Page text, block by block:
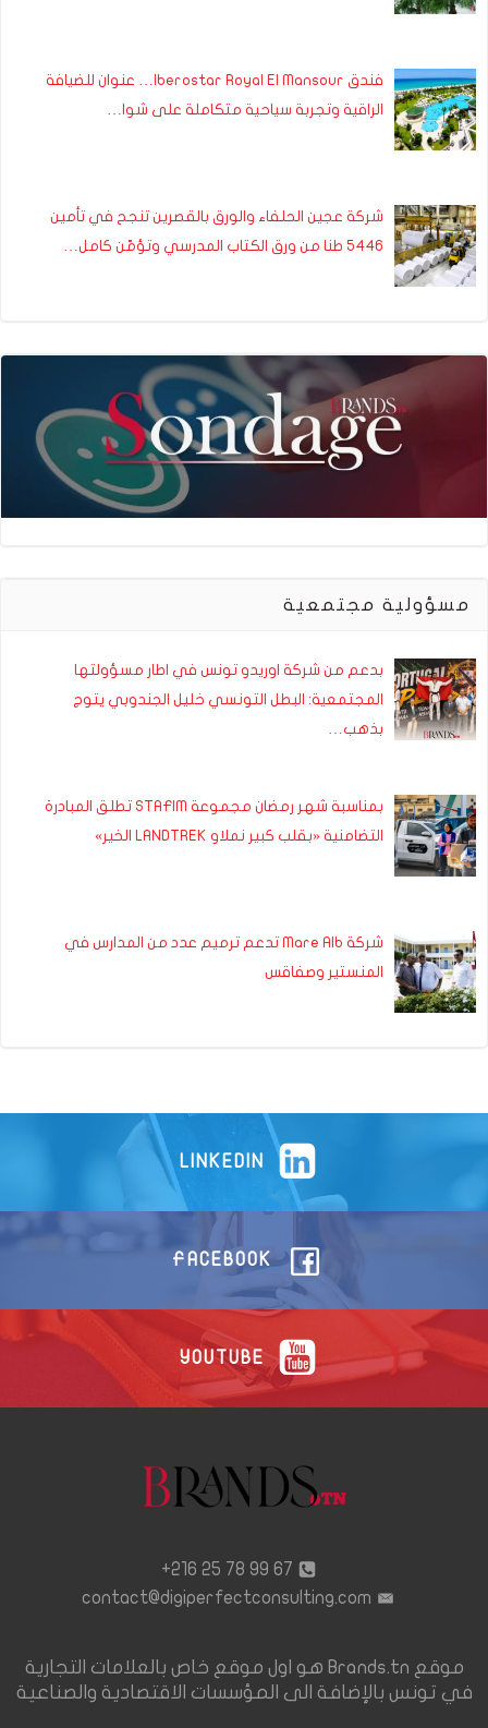
فندق Iberostar Royal El Mansour… عنوان للضيافة
الراقية وتجربة سياحية متكاملة على شوا…
شركة عجين الحلفاء والورق بالقصرين تنجح في تأمين
5446 طنا من ورق الكتاب المدرسي وتؤمّن كامل…
مسؤولية مجتمعية
بدعم من شركة اوريدو تونس في اطار مسؤولتها
المجتمعية: البطل التونسي خليل الجندوبي يتوج
بذهب…
بمناسبة شهر رمضان مجموعة STAFIM تطلق المبادرة
التضامنية «بقلب كبير نملاو LANDTREK الخير»
شركة Mare Alb تدعم ترميم عدد من المدارس في
المنستير وصفاقس
LINKEDIN
FACEBOOK
YOUTUBE
67 99 78 25 216+
contact@digiperfectconsulting.com
موقع Brands.tn هو اول موقع خاص بالعلامات التجارية
في تونس بالإضافة الى المؤسسات الاقتصادية والصناعية